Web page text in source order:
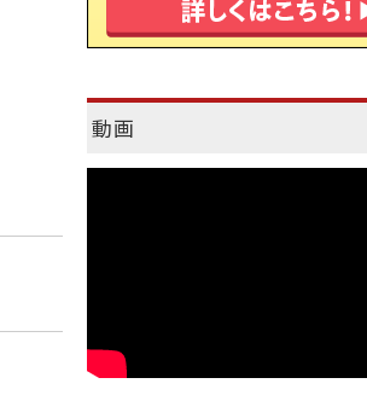
動画